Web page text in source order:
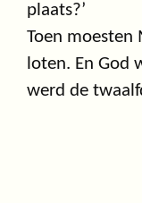
plaats?’
Toen moesten
loten. En God
werd de